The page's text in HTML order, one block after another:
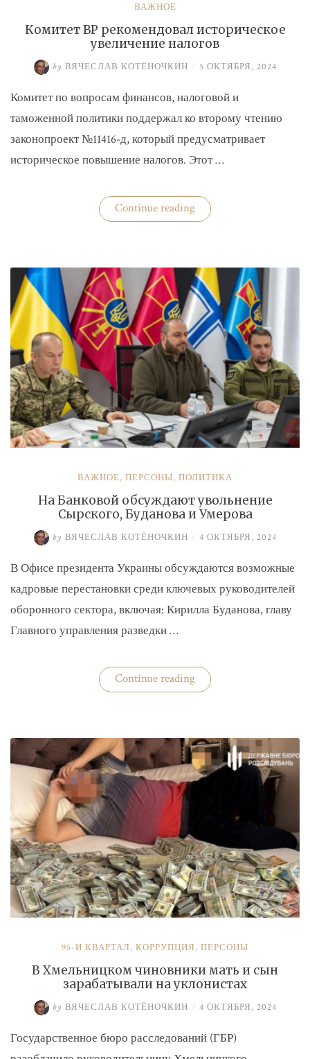
ВАЖНОЕ
Комитет ВР рекомендовал историческое
увеличение налогов
by ВЯЧЕСЛАВ КОТЁНОЧКИН / 5 ОКТЯБРЯ, 2024
Комитет по вопросам финансов, налоговой и
таможенной политики поддержал ко второму чтению
законопроект №11416-д, который предусматривает
историческое повышение налогов. Этот …
Continue reading«Комитет
ВР
налогов»
ВАЖНОЕ, ПЕРСОНЫ, ПОЛИТИКА
На Банковой обсуждают увольнение
Сырского, Буданова и Умерова
by ВЯЧЕСЛАВ КОТЁНОЧКИН / 4 ОКТЯБРЯ, 2024
В Офисе президента Украины обсуждаются возможные
кадровые перестановки среди ключевых руководителей
оборонного сектора, включая: Кирилла Буданова, главу
Главного управления разведки …
Continue reading«На
Банковой
Буданова
и
Умерова»
95-Й КВАРТАЛ, КОРРУПЦИЯ, ПЕРСОНЫ
В Хмельницком чиновники мать и сын
зарабатывали на уклонистах
by ВЯЧЕСЛАВ КОТЁНОЧКИН / 4 ОКТЯБРЯ, 2024
Государственное бюро расследований (ГБР)